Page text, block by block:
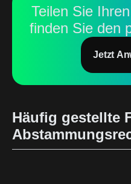
Teilen Sie
finden Sie den
Jetzt
Häufig gestellte